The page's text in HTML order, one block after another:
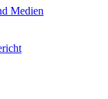
Medien